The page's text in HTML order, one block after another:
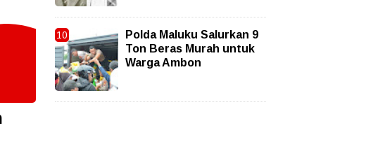
Polda Maluku Salurkan 9
Ton Beras Murah untuk
Warga Ambon